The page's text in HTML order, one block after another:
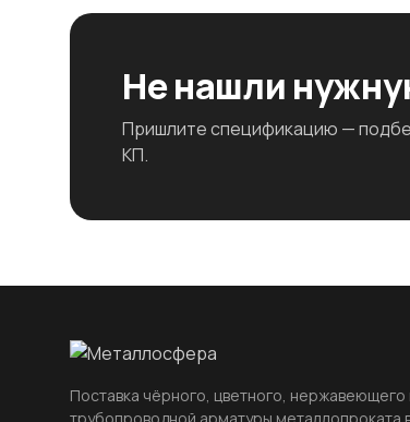
Не нашли
Пришлите спецификацию —
КП.
Поставка чёрного, цветного, нержавеющего